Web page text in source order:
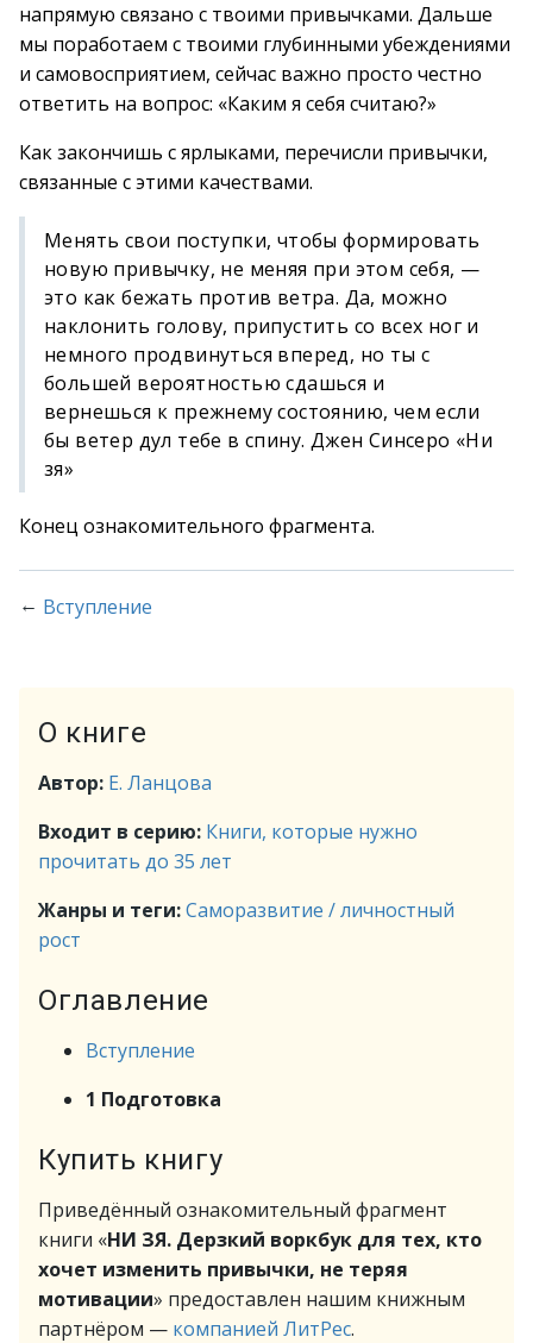
напрямую связано с твоими привычками. Дальше
мы поработаем с твоими глубинными убеждениями
и самовосприятием, сейчас важно просто честно
ответить на вопрос: «Каким я себя считаю?»
Как закончишь с ярлыками, перечисли привычки,
связанные с этими качествами.
Менять свои поступки, чтобы формировать
новую привычку, не меняя при этом себя, —
это как бежать против ветра. Да, можно
наклонить голову, припустить со всех ног и
немного продвинуться вперед, но ты с
большей вероятностью сдашься и
вернешься к прежнему состоянию, чем если
бы ветер дул тебе в спину. Джен Синсеро «Ни
зя»
Конец ознакомительного фрагмента.
← Вступление
О книге
Автор: Е. Ланцова
Входит в серию: Книги, которые нужно
прочитать до 35 лет
Жанры и теги:Саморазвитие / личностный
рост
Оглавление
Вступление
1 Подготовка
Купить книгу
Приведённый ознакомительный фрагмент
книги «НИ ЗЯ. Дерзкий воркбук для тех, кто
хочет изменить привычки, не теряя
мотивации» предоставлен нашим книжным
партнёром — компанией ЛитРес.